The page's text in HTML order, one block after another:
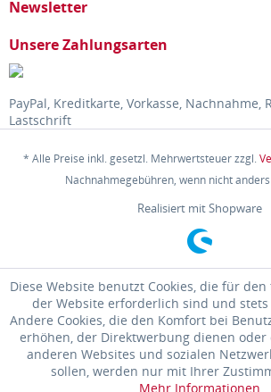
Newsletter
Unsere Zahlungsarten
PayPal, Kreditkarte, Vorkasse, Nachnahme,
Lastschrift
* Alle Preise inkl. gesetzl. Mehrwertsteuer zzgl.
Nachnahmegebühren, wenn nicht
Realisiert mit Shopware
Diese Website benutzt Cookies, die für
der Website erforderlich sind und stets
Andere Cookies, die den Komfort bei
erhöhen, der Direktwerbung dienen
anderen Websites und sozialen
sollen, werden nur mit Ihrer
Mehr Informationen